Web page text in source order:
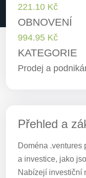
221.10 Kč
OBNOVENÍ
994.95 Kč
KATEGORIE
Prodej a
Přehled a
Doména .ventures
a investice, jako
Nabízejí investiční